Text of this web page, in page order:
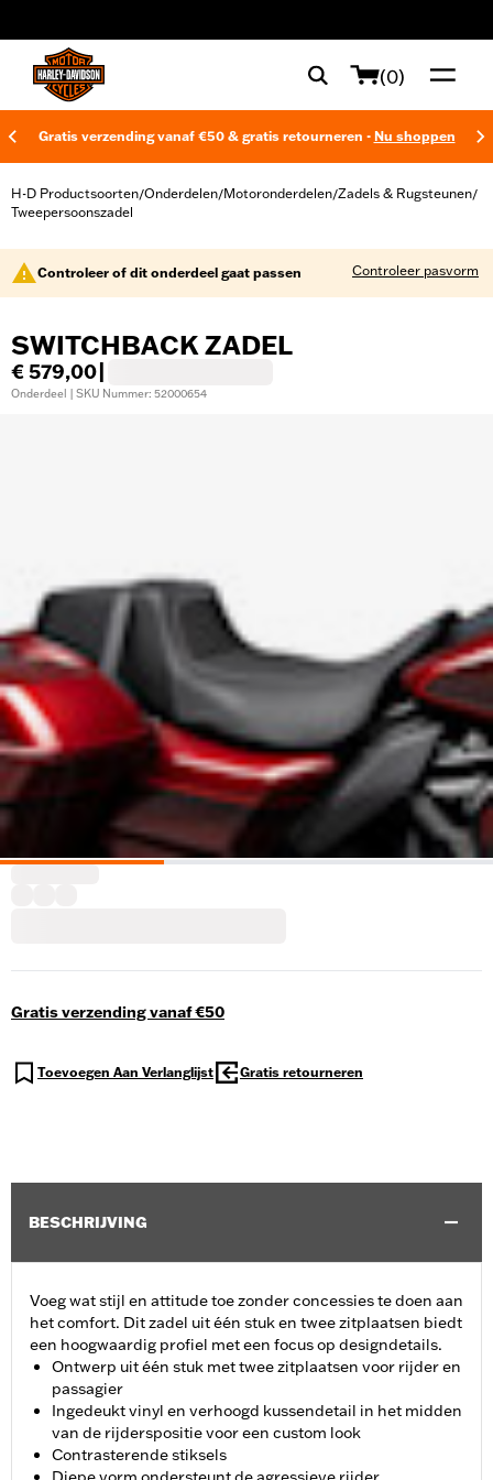
(0)
Gratis verzending vanaf €50 & gratis retourneren - Nu shoppen
H-D Productsoorten/Onderdelen/Motoronderdelen/Zadels & Rugsteunen/
Tweepersoonszadel
Controleer of dit onderdeel gaat passen Controleer pasvorm
SWITCHBACK ZADEL
€ 579,00
Onderdeel | SKU Nummer: 52000654
Gratis verzending vanaf €50
Toevoegen Aan Verlanglijst Gratis retourneren
BESCHRIJVING
Voeg wat stijl en attitude toe zonder concessies te doen aan
het comfort. Dit zadel uit één stuk en twee zitplaatsen biedt
een hoogwaardig profiel met een focus op designdetails.
Ontwerp uit één stuk met twee zitplaatsen voor rijder en
passagier
Ingedeukt vinyl en verhoogd kussendetail in het midden
van de rijderspositie voor een custom look
Contrasterende stiksels